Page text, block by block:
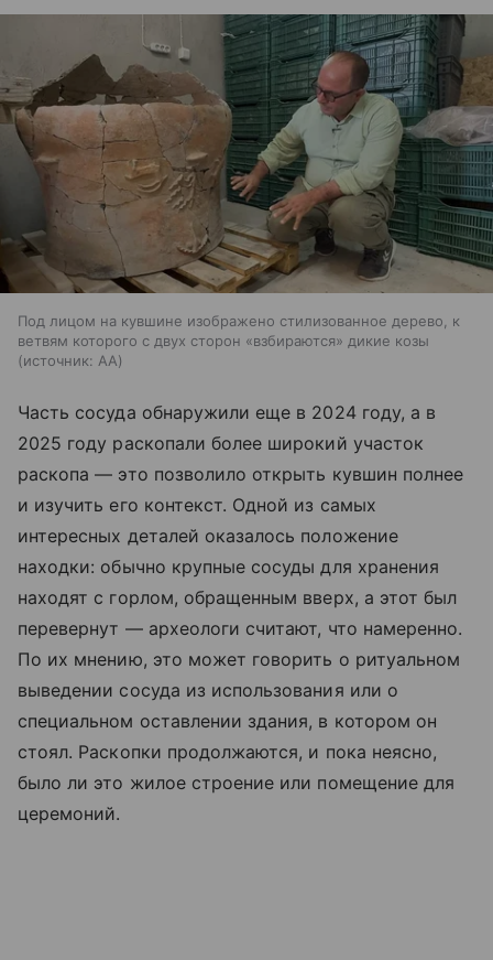
Под лицом на кувшине изображено стилизованное дерево, к
ветвям которого с двух сторон «взбираются» дикие козы
источник: AA
Часть сосуда обнаружили еще в 2024 году, а в
2025 году раскопали более широкий участок
раскопа — это позволило открыть кувшин полнее
и изучить его контекст. Одной из самых
интересных деталей оказалось положение
находки: обычно крупные сосуды для хранения
находят с горлом, обращенным вверх, а этот был
перевернут — археологи считают, что намеренно.
По их мнению, это может говорить о ритуальном
выведении сосуда из использования или о
специальном оставлении здания, в котором он
стоял. Раскопки продолжаются, и пока неясно,
было ли это жилое строение или помещение для
церемоний.